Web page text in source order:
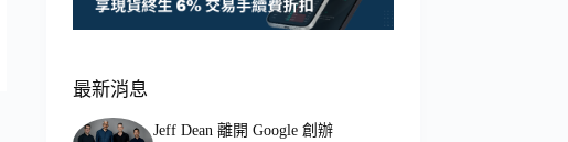
最新消息
Jeff Dean 離開 Google 創辦